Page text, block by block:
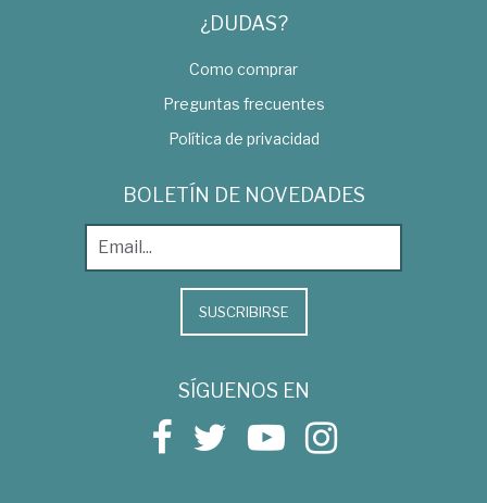
¿DUDAS?
Como comprar
Preguntas frecuentes
Política de privacidad
BOLETÍN DE NOVEDADES
SUSCRIBIRSE
SÍGUENOS EN